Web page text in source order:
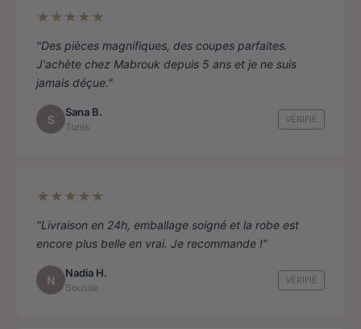
★★★★★
"Des pièces magnifiques, des coupes parfaites.
J'achète chez Mabrouk depuis 5 ans et je ne suis
jamais déçue."
S
Sana B.
Tunis
VÉRIFIÉ
★★★★★
"Livraison en 24h, emballage soigné et la robe est
encore plus belle en vrai. Je recommande !"
N
Nadia H.
Sousse
VÉRIFIÉ